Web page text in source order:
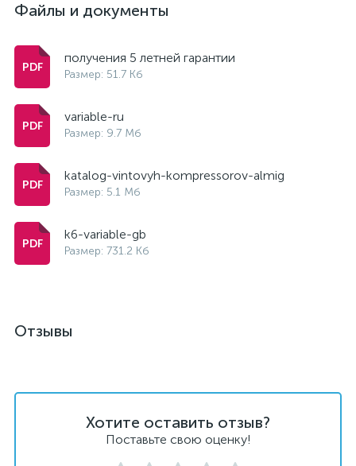
Файлы и документы
получения 5 летней гарантии
Размер: 51.7 Кб
variable-ru
Размер: 9.7 Мб
katalog-vintovyh-kompressorov-almig
Размер: 5.1 Мб
k6-variable-gb
Размер: 731.2 Кб
Отзывы
Хотите оставить отзыв?
Поставьте свою оценку!